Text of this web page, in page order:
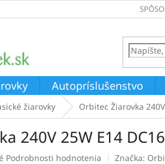
Autopríslušenstvo
žiarovky Orbitec Žiarovka
240V 25W E14
Podrobnosti hodnotenia Značka: